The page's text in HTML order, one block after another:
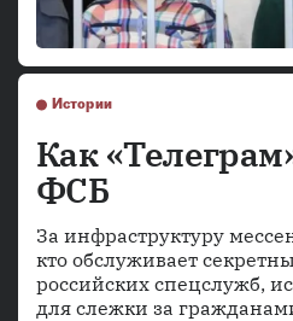
Истории
Как
ФСБ
За инфраструктуру
кто обслуживает
российских спецслужб,
для слежки за